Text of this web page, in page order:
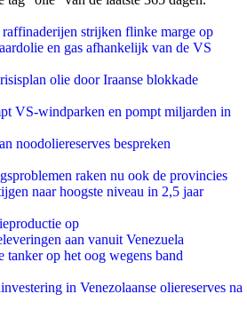
strijken flinke marge op
en gas afhankelijk van de VS
olie door Iraanse blokkade
VS-windparken en pompt miljarden in
noodoliereserves bespreken
raken nu ook de provincies
naar hoogste niveau in 2,5 jaar
op
aan vanuit Venezuela
tanker op het oog wegens band
in Venezolaanse oliereserves na